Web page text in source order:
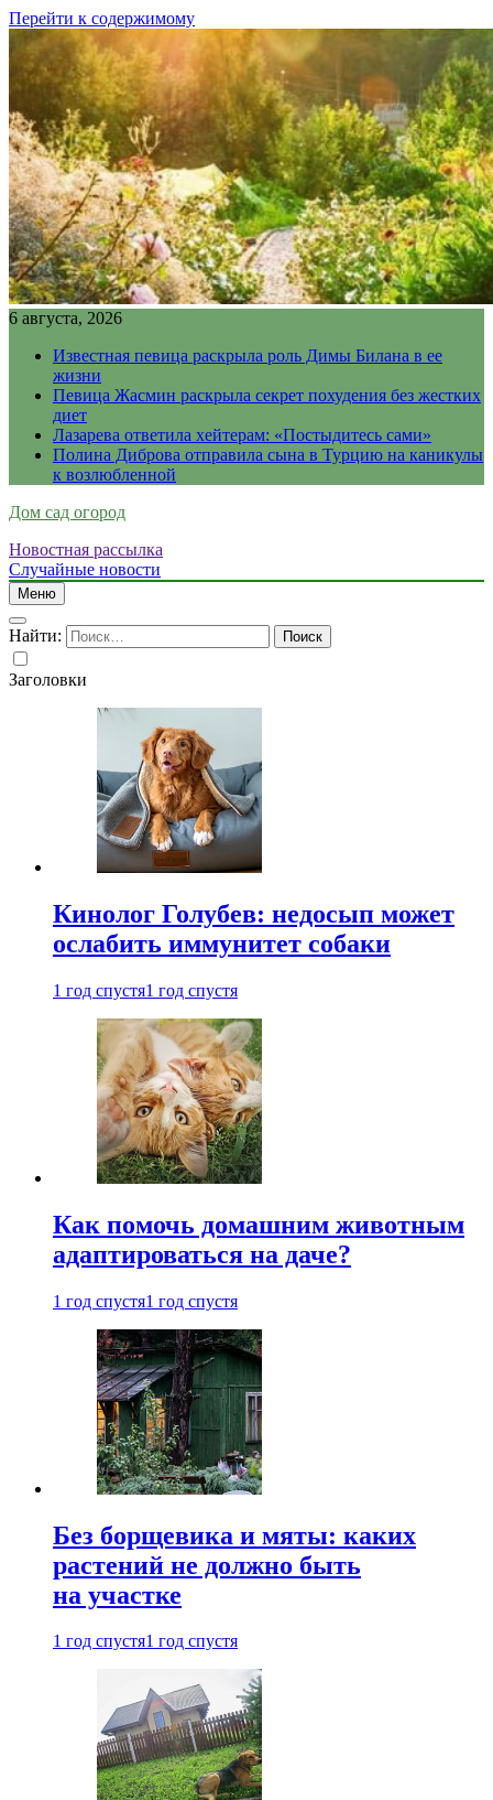
Перейти к содержимому
6 августа, 2026
Известная певица раскрыла роль Димы Билана в ее
жизни
Певица Жасмин раскрыла секрет похудения без жестких
диет
Лазарева ответила хейтерам: «Постыдитесь сами»
Полина Диброва отправила сына в Турцию на каникулы
к возлюбленной
Дом сад огород
Новостная рассылка
Случайные новости
Меню
Найти:
Заголовки
Кинолог Голубев: недосып может
ослабить иммунитет собаки
1 год спустя1 год спустя
Как помочь домашним животным
адаптироваться на даче?
1 год спустя1 год спустя
Без борщевика и мяты: каких
растений не должно быть
на участке
1 год спустя1 год спустя